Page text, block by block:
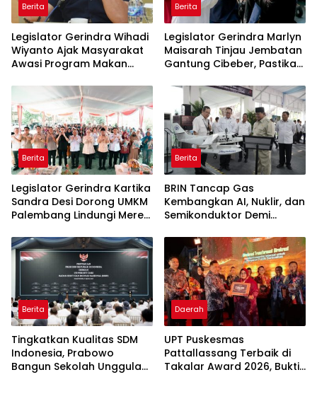
Berita
Legislator Gerindra Wihadi
Wiyanto Ajak Masyarakat
Awasi Program Makan
Sasaran
Berita
Legislator Gerindra Marlyn
Maisarah Tinjau Jembatan
Gantung Cibeber, Pastikan
Berita
Legislator Gerindra Kartika
Sandra Desi Dorong UMKM
Palembang Lindungi Merek
Berita
BRIN Tancap Gas
Kembangkan AI, Nuklir, dan
Semikonduktor Demi
Indonesia
Berita
Tingkatkan Kualitas SDM
Indonesia, Prabowo
Bangun Sekolah Unggulan
Daerah
UPT Puskesmas
Pattallassang Terbaik di
Takalar Award 2026, Bukti